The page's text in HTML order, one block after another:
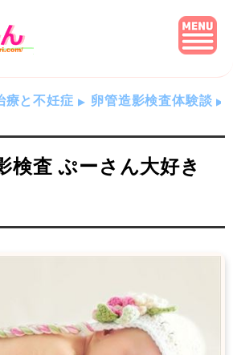
療と不妊症 卵管造影検査体験談
検査 ぷーさん大好き